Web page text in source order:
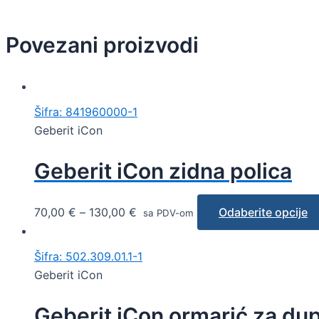
Povezani proizvodi
Šifra: 841960000-1
Geberit iCon
Geberit iCon zidna polica
70,00 € – 130,00 € sa PDV-om Odaberite opcije
Šifra: 502.309.01.1-1
Geberit iCon